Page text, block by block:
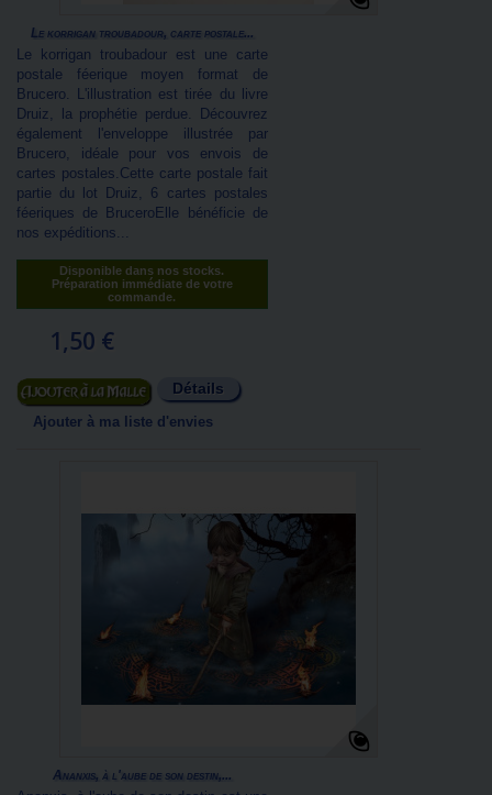
Le korrigan troubadour, carte postale...
Le korrigan troubadour est une carte
postale féerique moyen format de
Brucero. L'illustration est tirée du livre
Druiz, la prophétie perdue. Découvrez
également l'enveloppe illustrée par
Brucero, idéale pour vos envois de
cartes postales.Cette carte postale fait
partie du lot Druiz, 6 cartes postales
féeriques de BruceroElle bénéficie de
nos expéditions...
Disponible dans nos stocks.
Préparation immédiate de votre
commande.
1,50 €
Ajouter au panier Détails
Ajouter à ma liste d'envies
Ananxis, à l'aube de son destin,...